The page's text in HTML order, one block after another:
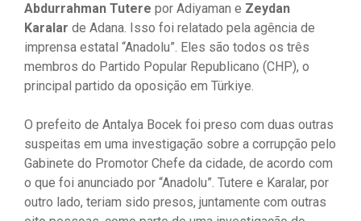
Abdurrahman Tutere por Adiyaman e Zeydan
Karalar de Adana. Isso foi relatado pela agência de
imprensa estatal “Anadolu”. Eles são todos os três
membros do Partido Popular Republicano (CHP), o
principal partido da oposição em Türkiye.
O prefeito de Antalya Bocek foi preso com duas outras
suspeitas em uma investigação sobre a corrupção pelo
Gabinete do Promotor Chefe da cidade, de acordo com
o que foi anunciado por “Anadolu”. Tutere e Karalar, por
outro lado, teriam sido presos, juntamente com outras